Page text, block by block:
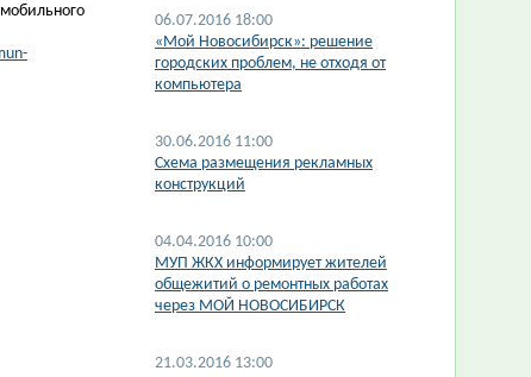
06.07.2016 18:00
«Мой Новосибирск»: решение
городских проблем, не отходя от
компьютера
30.06.2016 11:00
Схема размещения рекламных
конструкций
04.04.2016 10:00
МУП ЖКХ информирует жителей
общежитий о ремонтных работах
через МОЙ НОВОСИБИРСК
21.03.2016 13:00